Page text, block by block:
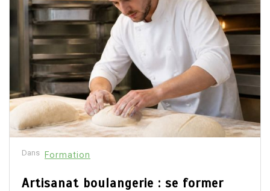
Dans Formation
Artisanat boulangerie : se former